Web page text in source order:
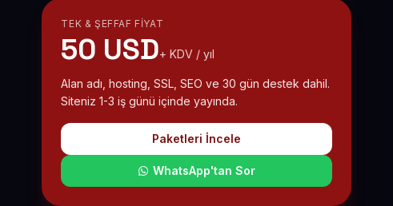
TEK & ŞEFFAF FIYAT
50 USD+ KDV / yıl
Alan adı, hosting, SSL, SEO ve 30 gün destek dahil.
Siteniz 1-3 iş günü içinde yayında.
Paketleri İncele
WhatsApp'tan Sor